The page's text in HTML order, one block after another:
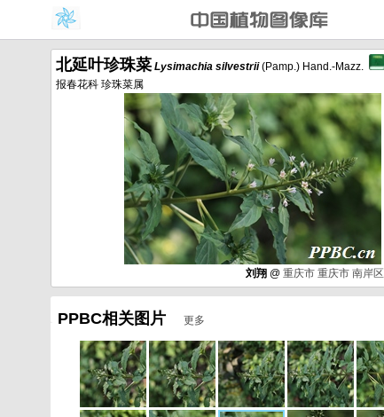
北延叶珍珠菜 Lysimachia silvestrii(Pamp.) Hand.-Mazz.
报春花科 珍珠菜属
刘翔 @ 重庆市 重庆市 南岸区
PPBC相关图片 更多